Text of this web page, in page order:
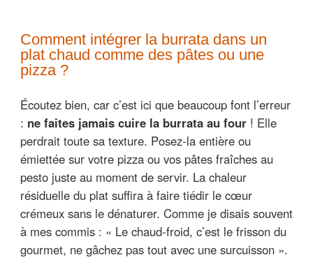
Comment intégrer la burrata dans un
plat chaud comme des pâtes ou une
pizza ?
Écoutez bien, car c’est ici que beaucoup font l’erreur
: ne faites jamais cuire la burrata au four! Elle
perdrait toute sa texture. Posez-la entière ou
émiettée sur votre pizza ou vos pâtes fraîches au
pesto juste au moment de servir. La chaleur
résiduelle du plat suffira à faire tiédir le cœur
crémeux sans le dénaturer. Comme je disais souvent
à mes commis : « Le chaud-froid, c’est le frisson du
gourmet, ne gâchez pas tout avec une surcuisson ».